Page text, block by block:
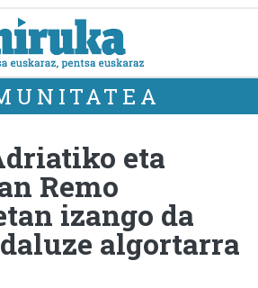
eta
Remo
izango da
algortarra